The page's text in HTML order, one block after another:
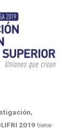
2019tiene